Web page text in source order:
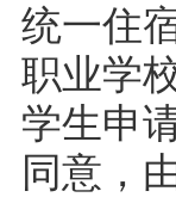
统一住
职业学
学生申
同意，